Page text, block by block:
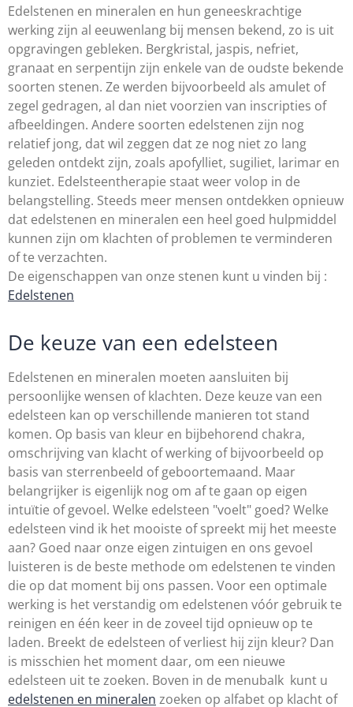
Edelstenen en mineralen en hun geneeskrachtige
werking zijn al eeuwenlang bij mensen bekend, zo is uit
opgravingen gebleken. Bergkristal, jaspis, nefriet,
granaat en serpentijn zijn enkele van de oudste bekende
soorten stenen. Ze werden bijvoorbeeld als amulet of
zegel gedragen, al dan niet voorzien van inscripties of
afbeeldingen. Andere soorten edelstenen zijn nog
relatief jong, dat wil zeggen dat ze nog niet zo lang
geleden ontdekt zijn, zoals apofylliet, sugiliet, larimar en
kunziet. Edelsteentherapie staat weer volop in de
belangstelling. Steeds meer mensen ontdekken opnieuw
dat edelstenen en mineralen een heel goed hulpmiddel
kunnen zijn om klachten of problemen te verminderen
of te verzachten.
De eigenschappen van onze stenen kunt u vinden bij :
Edelstenen
De keuze van een edelsteen
Edelstenen en mineralen moeten aansluiten bij
persoonlijke wensen of klachten. Deze keuze van een
edelsteen kan op verschillende manieren tot stand
komen. Op basis van kleur en bijbehorend chakra,
omschrijving van klacht of werking of bijvoorbeeld op
basis van sterrenbeeld of geboortemaand. Maar
belangrijker is eigenlijk nog om af te gaan op eigen
intuïtie of gevoel. Welke edelsteen "voelt" goed? Welke
edelsteen vind ik het mooiste of spreekt mij het meeste
aan? Goed naar onze eigen zintuigen en ons gevoel
luisteren is de beste methode om edelstenen te vinden
die op dat moment bij ons passen. Voor een optimale
werking is het verstandig om edelstenen vóór gebruik te
reinigen en één keer in de zoveel tijd opnieuw op te
laden. Breekt de edelsteen of verliest hij zijn kleur? Dan
is misschien het moment daar, om een nieuwe
edelsteen uit te zoeken. Boven in de menubalk kunt u
edelstenen en mineralen zoeken op alfabet op klacht of